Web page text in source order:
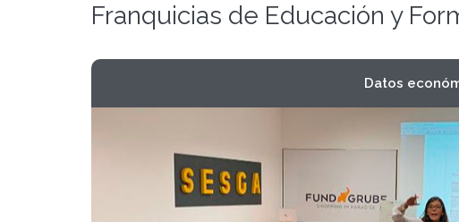
Franquicias de Educación y
Datos